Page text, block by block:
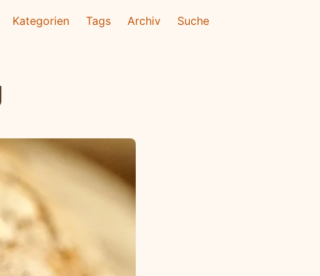
Kategorien Tags Archiv Suche